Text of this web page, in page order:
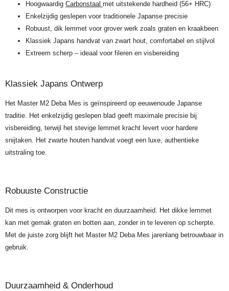
Hoogwaardig Carbonstaal met uitstekende hardheid (56+ HRC)
Enkelzijdig geslepen voor traditionele Japanse precisie
Robuust, dik lemmet voor grover werk zoals graten en kraakbeen
Klassiek Japans handvat van zwart hout, comfortabel en stijlvol
Extreem scherp – ideaal voor fileren en visbereiding
Klassiek Japans Ontwerp
Het Master M2 Deba Mes is geïnspireerd op eeuwenoude Japanse
traditie. Het enkelzijdig geslepen blad geeft maximale precisie bij
visbereiding, terwijl het stevige lemmet kracht levert voor hardere
snijtaken. Het zwarte houten handvat voegt een luxe, authentieke
uitstraling toe.
Robuuste Constructie
Dit mes is ontworpen voor kracht en duurzaamheid. Het dikke lemmet
kan met gemak graten en botten aan, zonder in te leveren op scherpte.
Met de juiste zorg blijft het Master M2 Deba Mes jarenlang betrouwbaar in
gebruik.
Duurzaamheid & Onderhoud